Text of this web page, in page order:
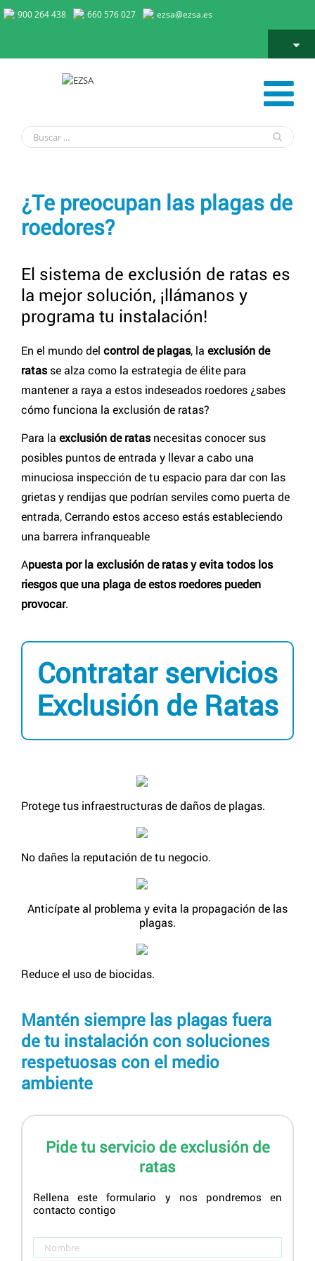
900 264 438 660 576 027 ezsa@ezsa.es
¿Te preocupan las plagas de
roedores?
El sistema de exclusión de ratas es
la mejor solución, ¡llámanos y
programa tu instalación!
En el mundo del control de plagas, la exclusión de
ratasse alza como la estrategia de élite para
mantener a raya a estos indeseados roedores ¿sabes
cómo funciona la exclusión de ratas?
Para la exclusión de ratasnecesitas conocer sus
posibles puntos de entrada y llevar a cabo una
minuciosa inspección de tu espacio para dar con las
grietas y rendijas que podrían serviles como puerta de
entrada, Cerrando estos acceso estás estableciendo
una barrera infranqueable
Apuesta por la exclusión de ratas y evita todos los
riesgos que una plaga de estos roedores pueden
provocar.
Contratar servicios
Exclusión de Ratas
Protege tus infraestructuras de daños de plagas.
No dañes la reputación de tu negocio.
Anticípate al problema y evita la propagación de las
plagas.
Reduce el uso de biocidas.
Mantén siempre las plagas fuera
de tu instalación con soluciones
respetuosas con el medio
ambiente
Pide tu servicio de exclusión de
ratas
Rellena este formulario y nos pondremos en
contacto contigo